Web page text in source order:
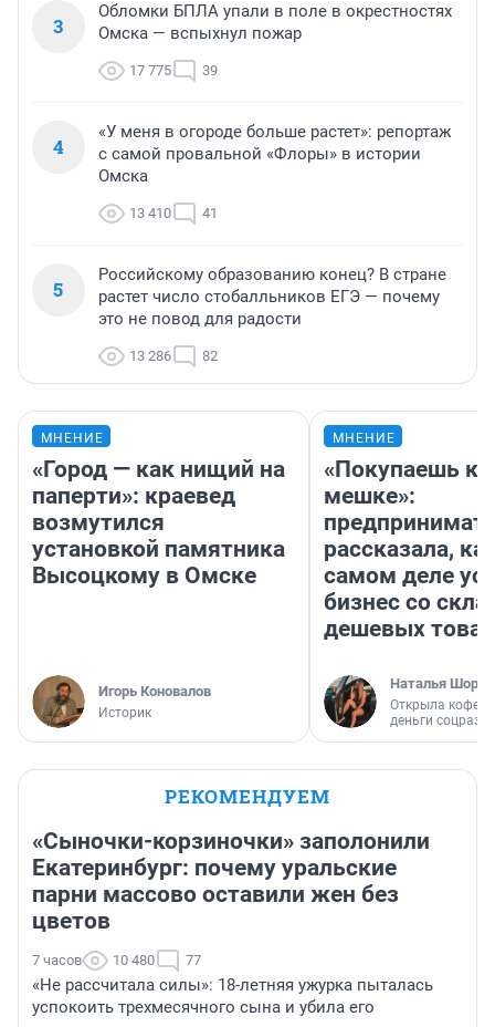
3
Обломки БПЛА упали в поле в окрестностях
Омска — вспыхнул пожар
17 775 39
4
«У меня в огороде больше растет»: репортаж
с самой провальной «Флоры» в истории
Омска
13 410 41
5
Российскому образованию конец? В стране
растет число стобалльников ЕГЭ — почему
это не повод для радости
13 286 82
МНЕНИЕ
«Город — как нищий на
паперти»: краевед
возмутился
установкой памятника
Высоцкому в Омске
Игорь Коновалов
Историк
МНЕНИЕ
«Покупаешь
мешке»:
рассказала,
самом деле
бизнес со
дешевых
Наталья
Открыла
деньги
РЕКОМЕНДУЕМ
«Сыночки-корзиночки» заполонили
Екатеринбург: почему уральские
парни массово оставили жен без
цветов
7 часов 10 480 77
«Не рассчитала силы»: 18-летняя ужурка пыталась
успокоить трехмесячного сына и убила его